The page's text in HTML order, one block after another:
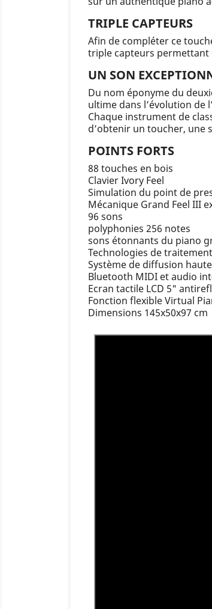
TRIPLE CAPTEURS
Afin de compléter ce
triple capteurs permettant
UN SON
Du nom éponyme du
ultime dans l’évolution de
Chaque instrument de
d’obtenir un toucher, une
POINTS FORTS
88 touches en bois
Clavier Ivory Feel
Simulation du point de
Mécanique Grand Feel III
96 sons
polyphonies 256 notes
sons étonnants du piano
Technologies de
Système de diffusion
Bluetooth MIDI et audio
Ecran tactile LCD 5"
Fonction flexible Virtual
Dimensions 145x50x97 cm